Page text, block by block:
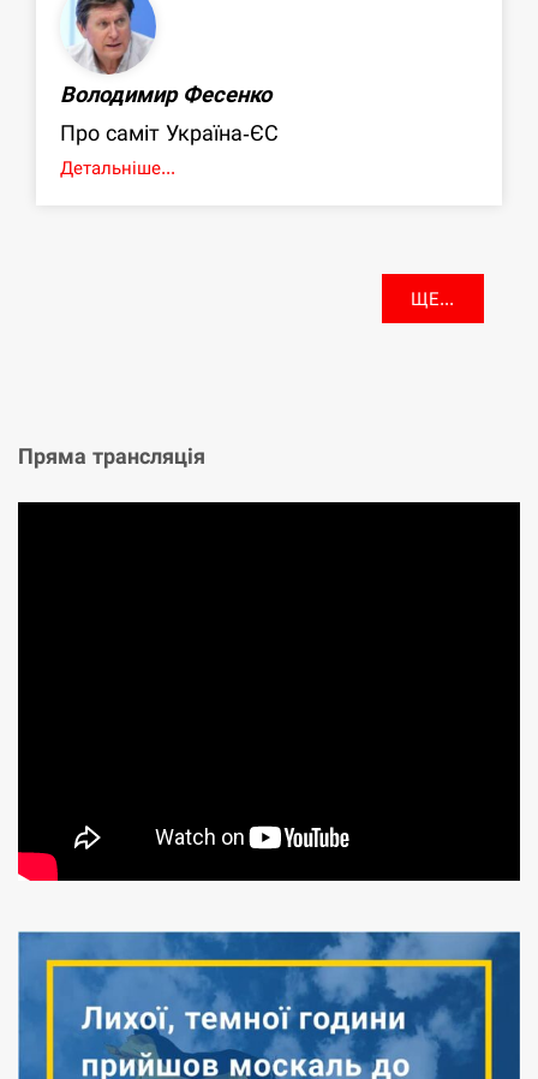
Володимир Фесенко
Про саміт Україна-ЄС
Детальніше...
ЩЕ...
Пряма трансляція